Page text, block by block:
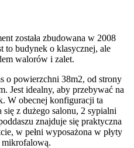
została zbudowana w 2008
to budynek o klasycznej, ale
walorów i zalet.
o powierzchni 38m2, od strony
Jest idealny, aby przebywać na
W obecnej konfiguracji ta
się z dużego salonu, 2 sypialni
znajduje się praktyczna
w pełni wyposażona w płyty